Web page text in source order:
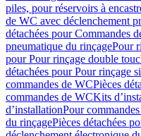
piles, pour réservoirs à
de WC avec déclenchement
détachées pour Commandes
pneumatique du rinçagePour
pour Pour rinçage double
détachées pour Pour rinçage
commandes de WCPièces
commandes de WCKits
d’installationPour
du rinçagePièces détachées